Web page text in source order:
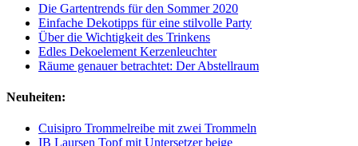
Die Gartentrends für den Sommer 2020
Einfache Dekotipps für eine stilvolle Party
Über die Wichtigkeit des Trinkens
Edles Dekoelement Kerzenleuchter
Räume genauer betrachtet: Der Abstellraum
Neuheiten:
Cuisipro Trommelreibe mit zwei Trommeln
IB Laursen Topf mit Untersetzer beige